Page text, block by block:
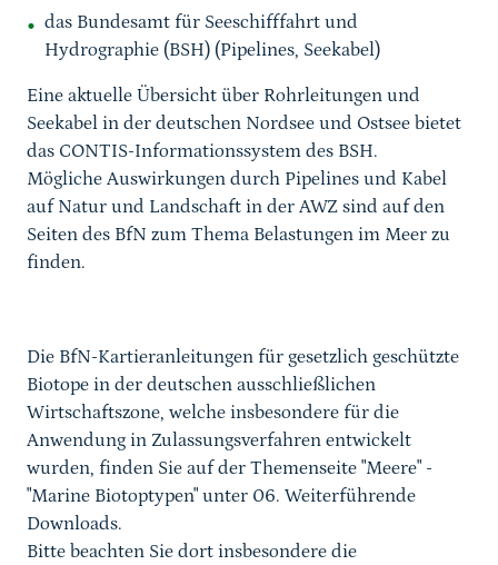
das Bundesamt für Seeschifffahrt und
Hydrographie (BSH) (Pipelines, Seekabel)
Eine aktuelle Übersicht über Rohrleitungen und
Seekabel in der deutschen Nordsee und Ostsee bietet
das CONTIS-Informationssystem des BSH.
Mögliche Auswirkungen durch Pipelines und Kabel
auf Natur und Landschaft in der AWZ sind auf den
Seiten des BfN zum Thema Belastungen im Meer zu
finden.
Die BfN-Kartieranleitungen für gesetzlich geschützte
Biotope in der deutschen ausschließlichen
Wirtschaftszone, welche insbesondere für die
Anwendung in Zulassungsverfahren entwickelt
wurden, finden Sie auf der Themenseite "Meere" -
"Marine Biotoptypen" unter 06. Weiterführende
Downloads.
Bitte beachten Sie dort insbesondere die